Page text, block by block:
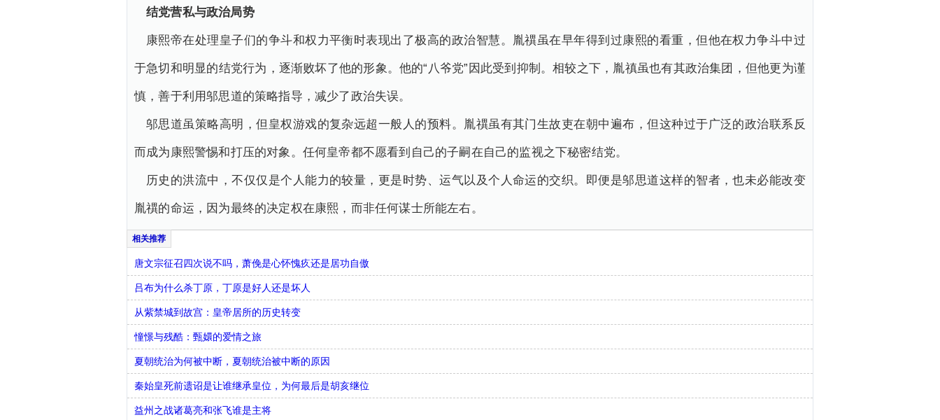
结党营私与政治局势
康熙帝在处理皇子们的争斗和权力平衡时表现出了极高的政治智慧。胤禩虽在早年得到过康熙的看重，但他在权力争斗中过
于急切和明显的结党行为，逐渐败坏了他的形象。他的“八爷党”因此受到抑制。相较之下，胤禛虽也有其政治集团，但他更为谨
慎，善于利用邬思道的策略指导，减少了政治失误。
邬思道虽策略高明，但皇权游戏的复杂远超一般人的预料。胤禩虽有其门生故吏在朝中遍布，但这种过于广泛的政治联系反
而成为康熙警惕和打压的对象。任何皇帝都不愿看到自己的子嗣在自己的监视之下秘密结党。
历史的洪流中，不仅仅是个人能力的较量，更是时势、运气以及个人命运的交织。即便是邬思道这样的智者，也未必能改变
胤禩的命运，因为最终的决定权在康熙，而非任何谋士所能左右。
唐文宗征召四次说不吗，萧俛是心怀愧疚还是居功自傲
吕布为什么杀丁原，丁原是好人还是坏人
从紫禁城到故宫：皇帝居所的历史转变
憧憬与残酷：甄嬛的爱情之旅
夏朝统治为何被中断，夏朝统治被中断的原因
秦始皇死前遗诏是让谁继承皇位，为何最后是胡亥继位
益州之战诸葛亮和张飞谁是主将